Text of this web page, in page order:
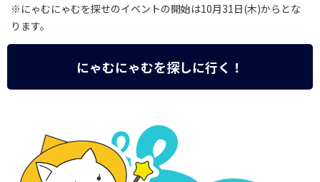
※にゃむにゃむを探せのイベントの開始は10月31日(木)からとな
ります。
にゃむにゃむを探しに行く！